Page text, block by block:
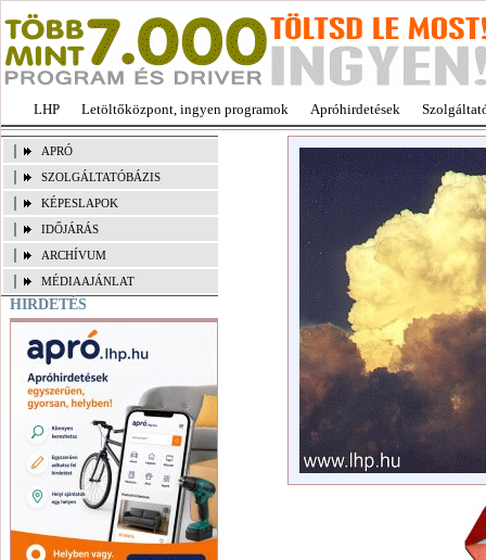
LHP Letöltőközpont, ingyen programok Apróhirdetések
APRÓ
SZOLGÁLTATÓBÁZIS
KÉPESLAPOK
IDŐJÁRÁS
ARCHÍVUM
MÉDIAAJÁNLAT
HIRDETÉS